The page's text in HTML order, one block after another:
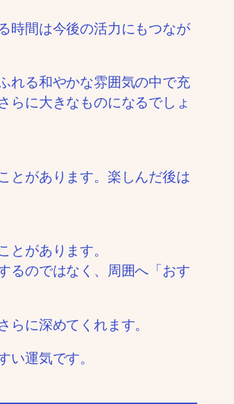
時間は今後の活力にもつなが
れる和やかな雰囲気の中で充
らに大きなものになるでしょ
とがあります。楽しんだ後は
とがあります。
るのではなく、周囲へ「おす
に深めてくれます。
い運気です。